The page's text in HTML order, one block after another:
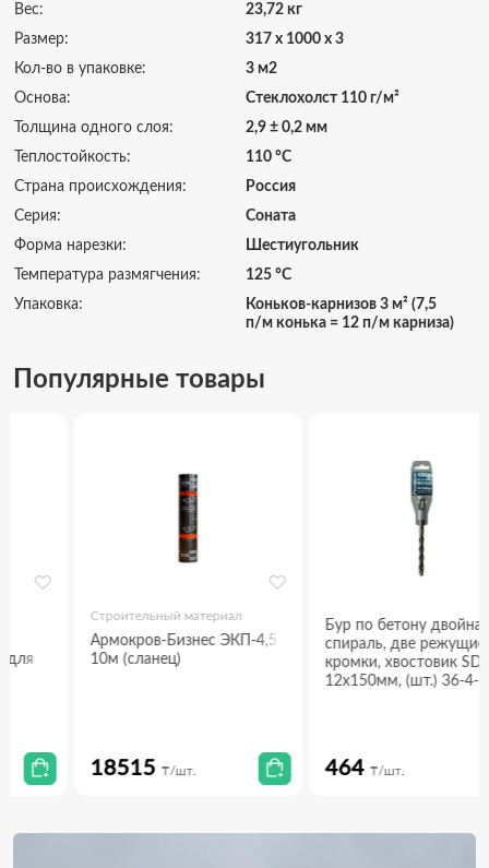
Вес:
23,72 кг
Размер:
317 х 1000 х 3
Кол-во в упаковке:
3 м2
Основа:
Стеклохолст 110 г/м²
Толщина одного слоя:
2,9 ± 0,2 мм
Теплостойкость:
110 °C
Страна происхождения:
Россия
Серия:
Соната
Форма нарезки:
Шестиугольник
Температура размягчения:
125 °C
Упаковка:
Коньков-карнизов 3 м² (7,5
п/м конька = 12 п/м карниза)
Популярные товары
Строительный материал
Армокров-Бизнес ЭКП-4,5
10м (сланец)
18515₸/шт.
Бур по бетону двойная
спираль, две режущие
кромки, хвостовик SDS Plus,
12х150мм, (шт.) 36-4-512
464 ₸/шт.